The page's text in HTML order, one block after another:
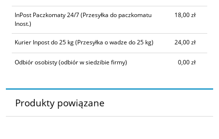
InPost Paczkomaty 24/7(Przesyłka do paczkomatu
Inost.)
18,00 zł
Kurier Inpost do 25 kg(Przesyłka o wadze do 25 kg) 24,00 zł
Odbiór osobisty(odbiór w siedzibie firmy) 0,00 zł
Produkty powiązane